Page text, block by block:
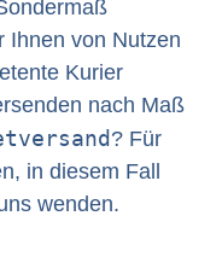
Ihnen von Nutzen
Kurier
nach Maß
? Für
in diesem Fall
wenden.